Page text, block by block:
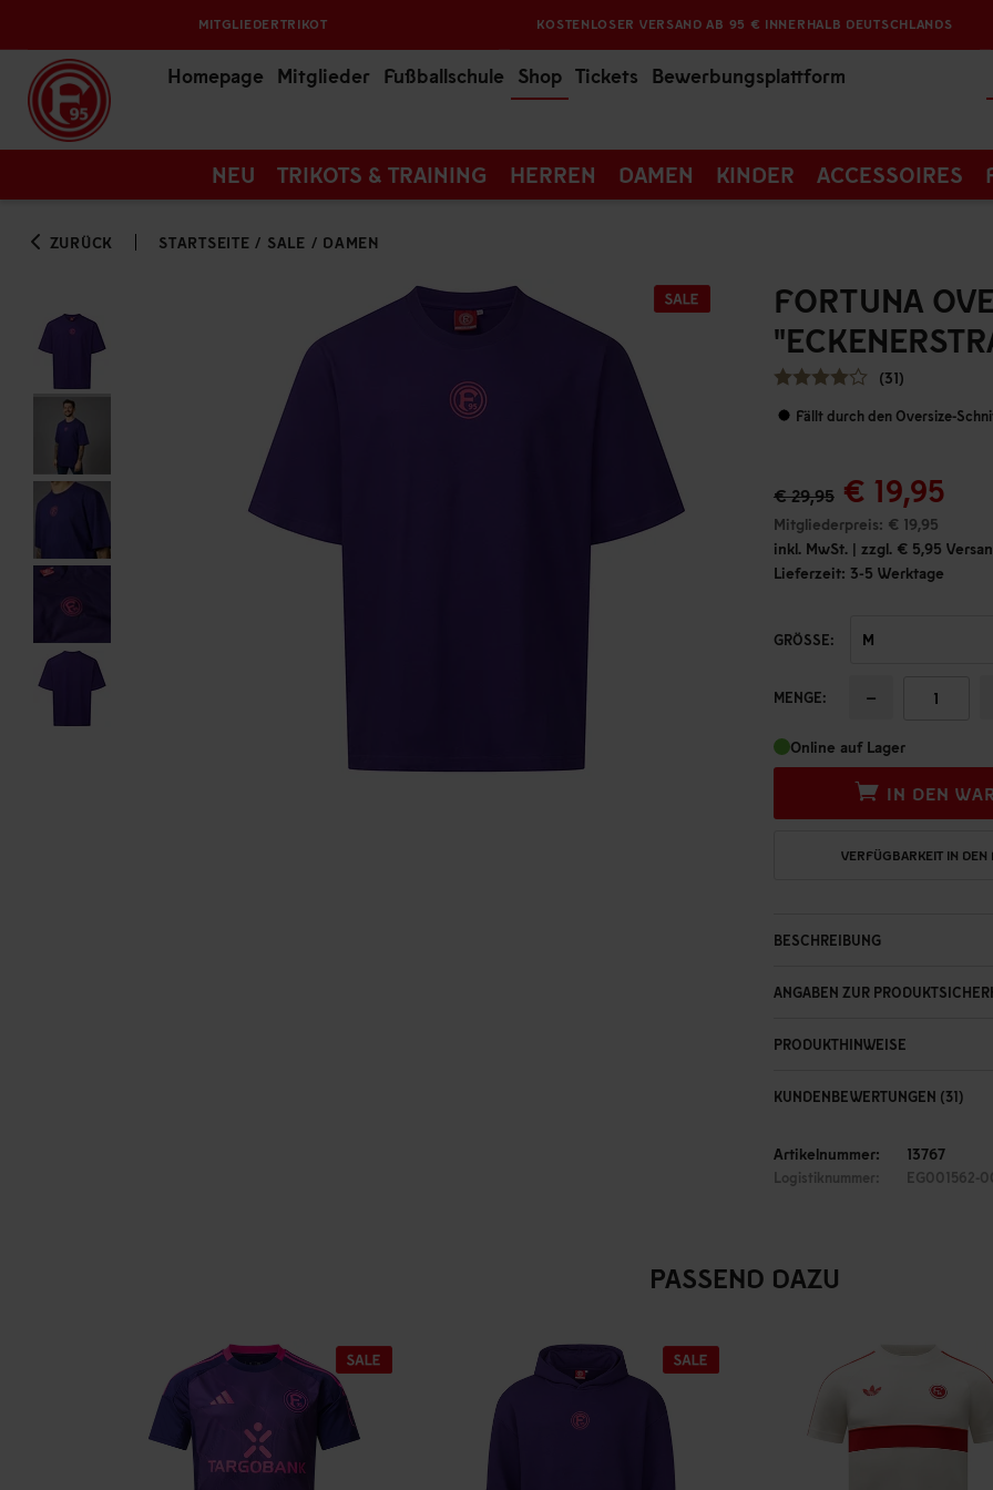
MITGLIEDERTRIKOT KOSTENLOSER VERSAND AB 95 € INNERHALB DEUTSCHLANDS
Homepage Mitglieder Fußballschule Shop Tickets Bewerbungsplattform
NEU TRIKOTS & TRAINING HERREN DAMEN KINDER ACCESSOIRES
ZURÜCK STARTSEITE / SALE / DAMEN
FORTUNA
(31)
Fällt durch den Oversize-
€ 29,95 € 19,95
Mitgliederpreis: € 19,95
inkl. MwSt. | zzgl. € 5,95
Lieferzeit: 3-5 Werktage
GRÖSSE:
MENGE: −
Online auf Lager
IN DEN
VERFÜGBARKEIT IN
BESCHREIBUNG
ANGABEN ZUR
PRODUKTHINWEISE
KUNDENBEWERTUNGEN (31)
Artikelnummer: 13767
Logistiknummer: EG001562-
PASSEND DAZU